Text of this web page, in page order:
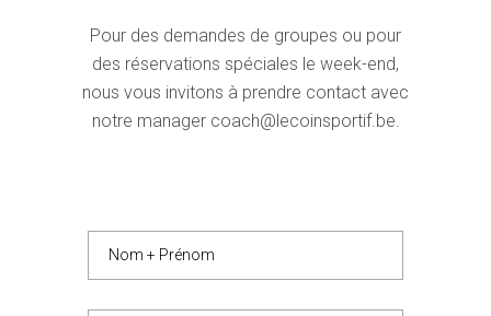
Pour des demandes de groupes ou pour
des réservations spéciales le week-end,
nous vous invitons à prendre contact avec
notre manager coach@lecoinsportif.be.